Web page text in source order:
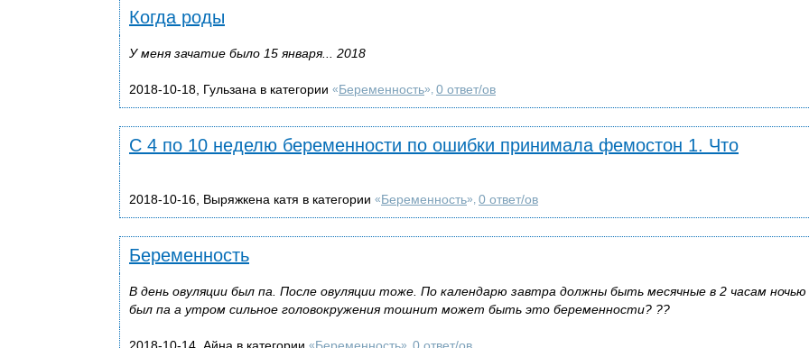
Когда роды
У меня зачатие было 15 января... 2018
2018-10-18, Гульзана в категории «Беременность», 0 ответ/ов
С 4 по 10 неделю беременности по ошибки принимала фемостон 1. Что
2018-10-16, Выряжкена катя в категории «Беременность», 0 ответ/ов
Беременность
В день овуляции был па. После овуляции тоже. По календарю завтра должны быть месячные в 2 часам ночью
был па а утром сильное головокружения тошнит может быть это беременности? ??
2018-10-14, Айна в категории «Беременность», 0 ответ/ов